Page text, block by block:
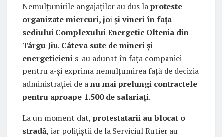
Nemulțumirile angajaților au dus laproteste
organizate miercuri, joi și vineri în fața
sediului Complexului Energetic Oltenia din
Târgu Jiu. Câteva sute de mineri și
energeticieni s-au adunat în fața companiei
pentru a-și exprima nemulțumirea față de decizia
administrației de anu mai prelungi contractele
pentru aproape 1.500 de salariați.
La un moment dat, protestatarii au blocat o
stradă, iar polițiștii de la Serviciul Rutier au